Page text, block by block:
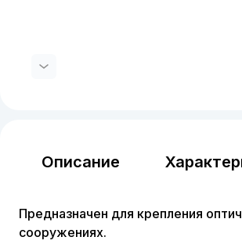
Описание
Предназначен для крепления
сооружениях.